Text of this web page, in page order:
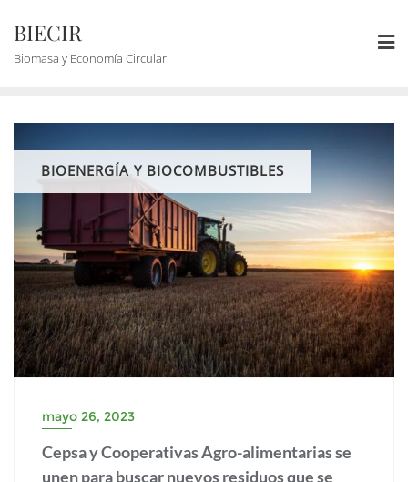
BIECIR
Biomasa y Economía Circular
BIOENERGÍA Y BIOCOMBUSTIBLES
mayo 26, 2023
Cepsa y Cooperativas Agro-alimentarias se
unen para buscar nuevos residuos que se